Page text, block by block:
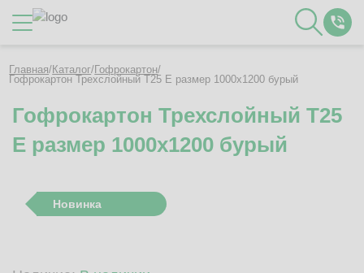
Каталог
О Компании
Контакты
Полезное
Вакансии
Главная/Каталог/Гофрокартон/
Гофрокартон Трехслойный Т25 E размер 1000x1200 бурый
Гофрокартон Трехслойный Т25
E размер 1000x1200 бурый
Новинка